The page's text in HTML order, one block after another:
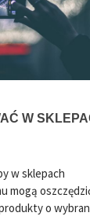
W
w sklepach
mogą
o